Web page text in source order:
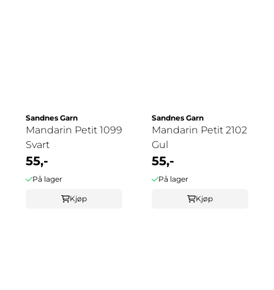
Sandnes Garn
Mandarin Petit 1099
Svart
55,-
På lager
Kjøp
Sandnes Garn
Mandarin Petit 2102
Gul
55,-
På lager
Kjøp